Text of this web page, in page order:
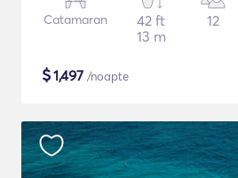
Catamaran
42 ft
13 m
12
$1,497 /noapte